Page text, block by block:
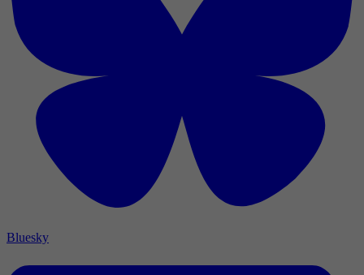
Bluesky